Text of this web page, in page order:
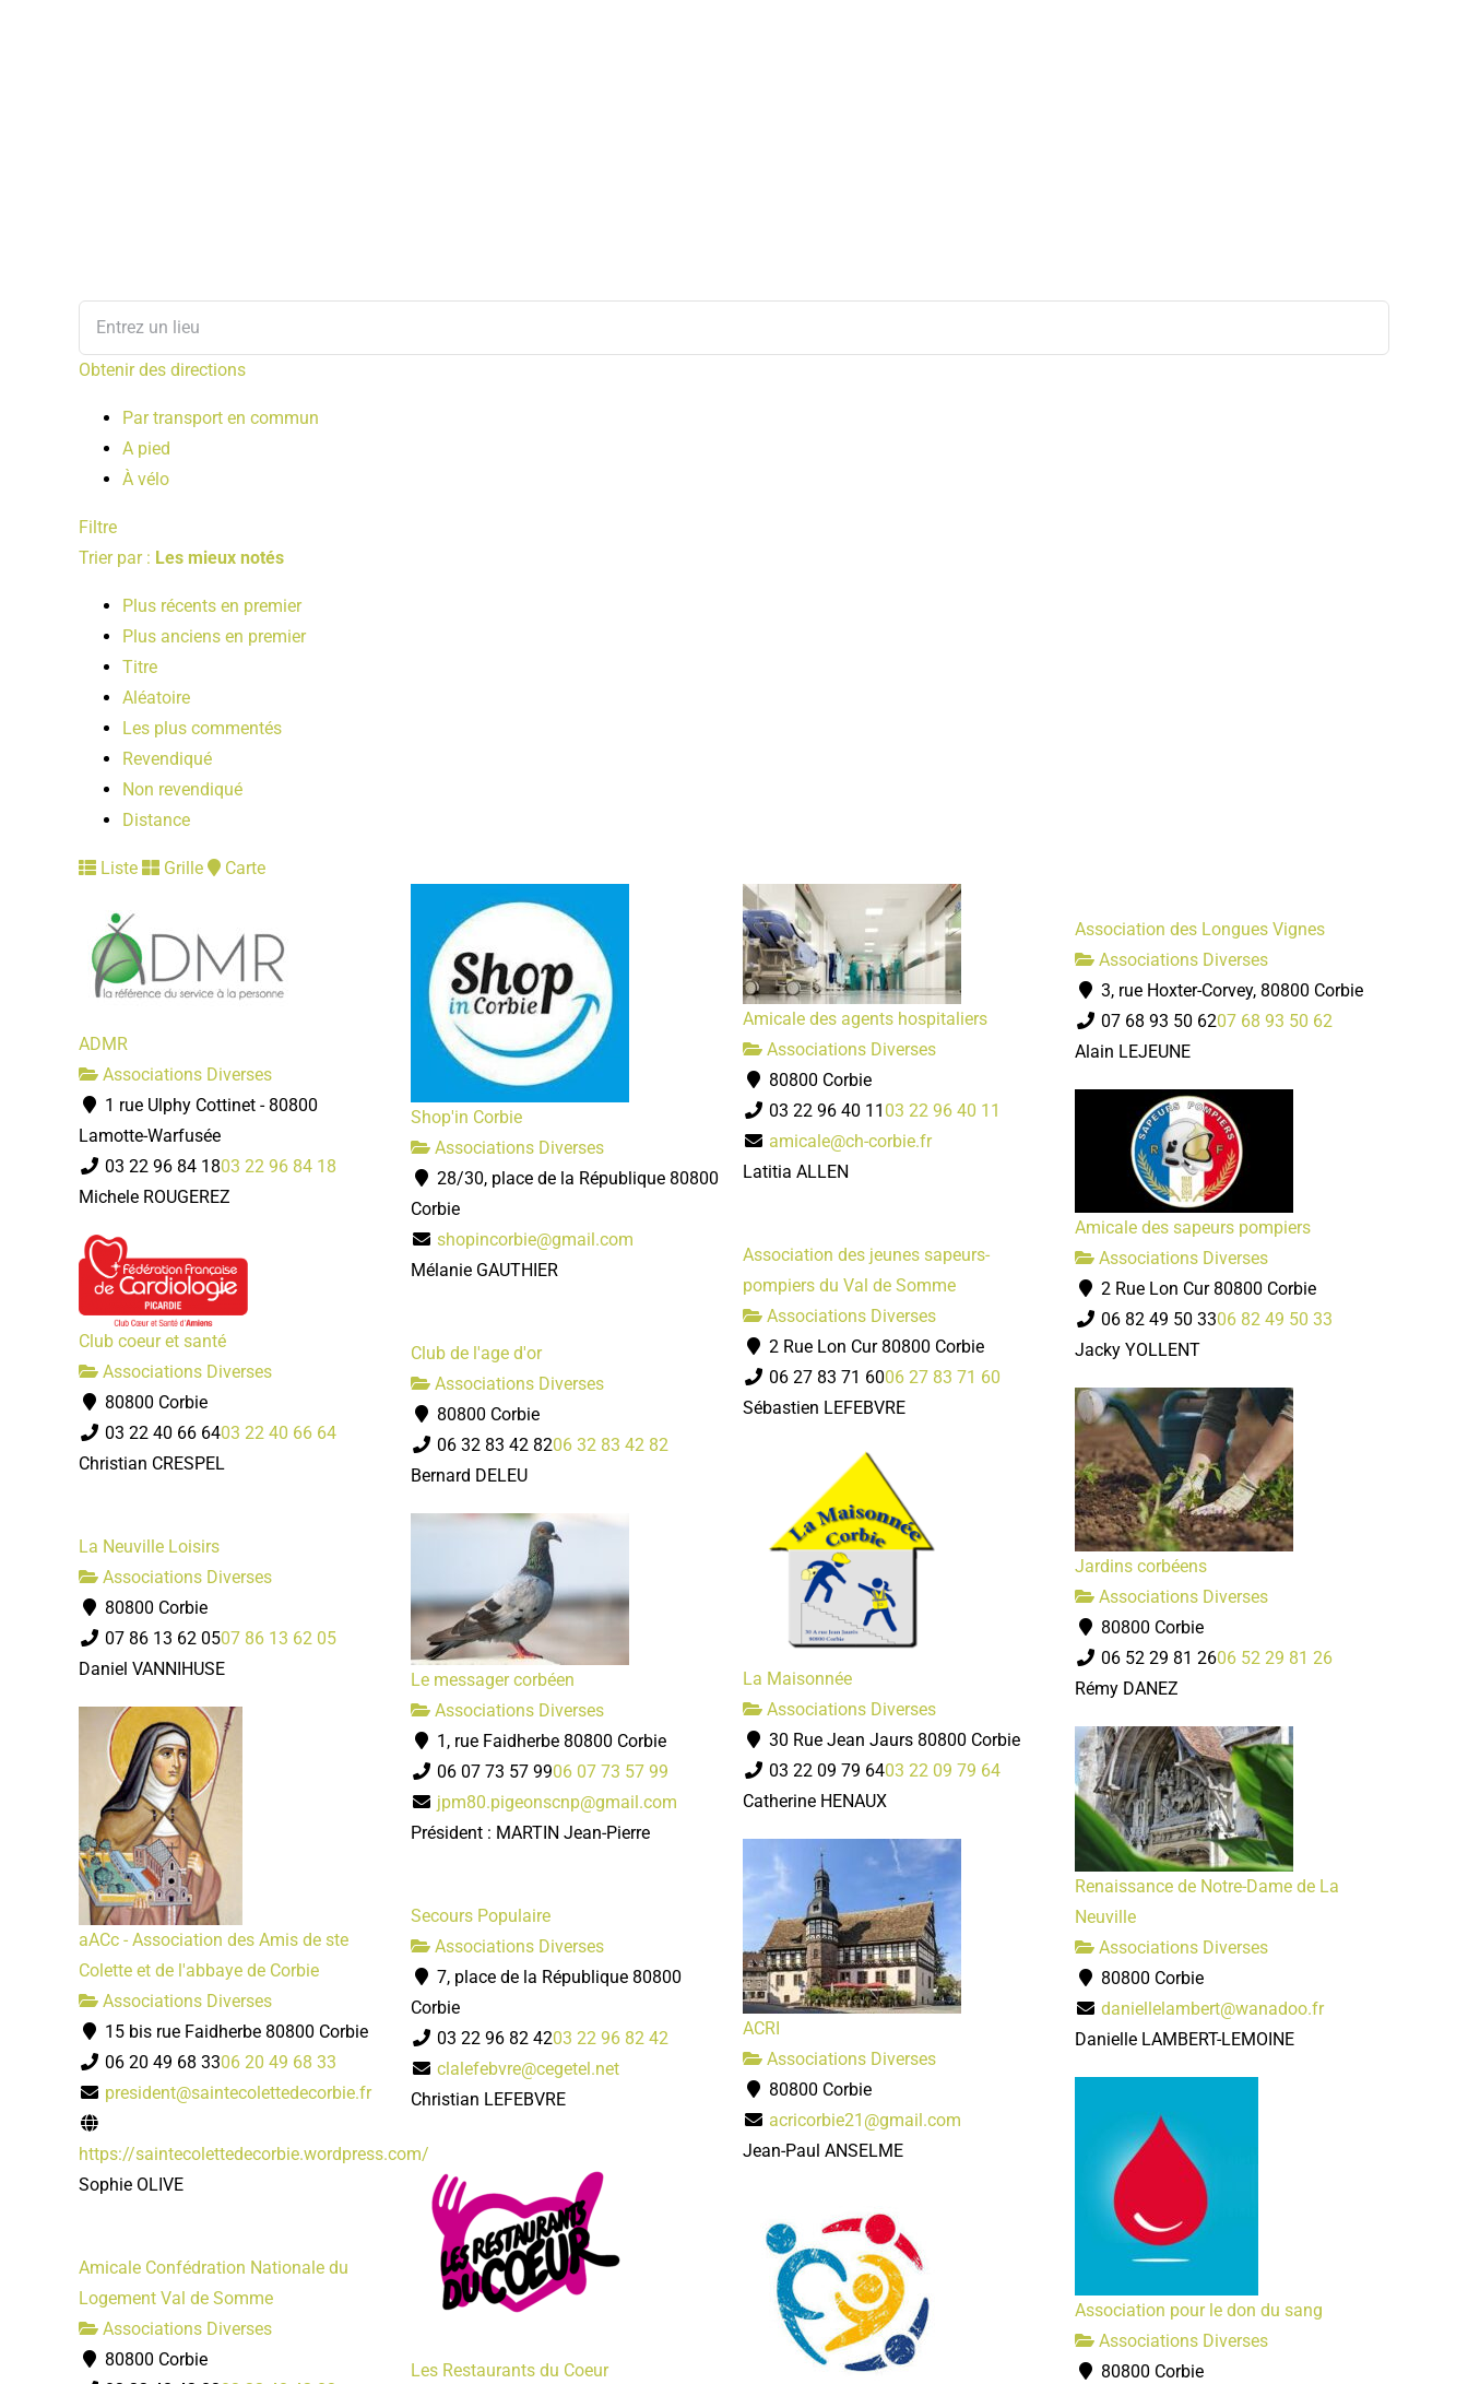
Obtenir des directions
Par transport en commun
A pied
À vélo
Filtre
Trier par : Les mieux notés
Plus récents en premier
Plus anciens en premier
Titre
Aléatoire
Les plus commentés
Revendiqué
Non revendiqué
Distance
Liste Grille Carte
ADMR
Associations Diverses
1 rue Ulphy Cottinet - 80800
Lamotte-Warfusée
03 22 96 84 1803 22 96 84 18
Michele ROUGEREZ
Shop'in Corbie
Associations Diverses
28/30, place de la République 80800
Corbie
shopincorbie@gmail.com
Mélanie GAUTHIER
Amicale des agents hospitaliers
Associations Diverses
80800 Corbie
03 22 96 40 11 03 22 96 40 11
amicale@ch-corbie.fr
Latitia ALLEN
Association des Longues Vignes
Associations Diverses
3, rue Hoxter-Corvey, 80800 Corbie
07 68 93 50 6207 68 93 50 62
Alain LEJEUNE
Amicale des sapeurs pompiers
Associations Diverses
2 Rue Lon Cur 80800 Corbie
06 82 49 50 3306 82 49 50 33
Jacky YOLLENT
Association des jeunes sapeurs-
pompiers du Val de Somme
Associations Diverses
2 Rue Lon Cur 80800 Corbie
06 27 83 71 6006 27 83 71 60
Sébastien LEFEBVRE
Club coeur et santé
Associations Diverses
80800 Corbie
03 22 40 66 6403 22 40 66 64
Christian CRESPEL
Club de l'age d'or
Associations Diverses
80800 Corbie
06 32 83 42 8206 32 83 42 82
Bernard DELEU
Jardins corbéens
Associations Diverses
80800 Corbie
06 52 29 81 2606 52 29 81 26
Rémy DANEZ
La Maisonnée
Associations Diverses
30 Rue Jean Jaurs 80800 Corbie
03 22 09 79 6403 22 09 79 64
Catherine HENAUX
La Neuville Loisirs
Associations Diverses
80800 Corbie
07 86 13 62 0507 86 13 62 05
Daniel VANNIHUSE
Le messager corbéen
Associations Diverses
1, rue Faidherbe 80800 Corbie
06 07 73 57 9906 07 73 57 99
jpm80.pigeonscnp@gmail.com
Président : MARTIN Jean-Pierre
aACc - Association des Amis de ste
Colette et de l'abbaye de Corbie
Associations Diverses
15 bis rue Faidherbe 80800 Corbie
06 20 49 68 3306 20 49 68 33
president@saintecolettedecorbie.fr
https://saintecolettedecorbie.wordpress.com/
Sophie OLIVE
Renaissance de Notre-Dame de La
Neuville
Associations Diverses
80800 Corbie
daniellelambert@wanadoo.fr
Danielle LAMBERT-LEMOINE
ACRI
Associations Diverses
80800 Corbie
acricorbie21@gmail.com
Jean-Paul ANSELME
Secours Populaire
Associations Diverses
7, place de la République 80800
Corbie
03 22 96 82 4203 22 96 82 42
clalefebvre@cegetel.net
Christian LEFEBVRE
Association pour le don du sang
Associations Diverses
80800 Corbie
Les Restaurants du Coeur
Amicale Confédration Nationale du
Logement Val de Somme
Associations Diverses
80800 Corbie